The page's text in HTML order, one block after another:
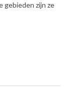
gebieden zijn ze